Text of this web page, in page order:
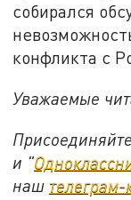
собирался
конфликта с
Уважаемые
и "
наш телеграм-